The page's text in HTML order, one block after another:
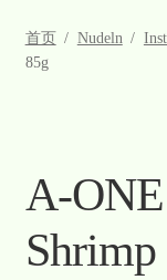
首页 / Nudeln /
85g
A-
Shrimp